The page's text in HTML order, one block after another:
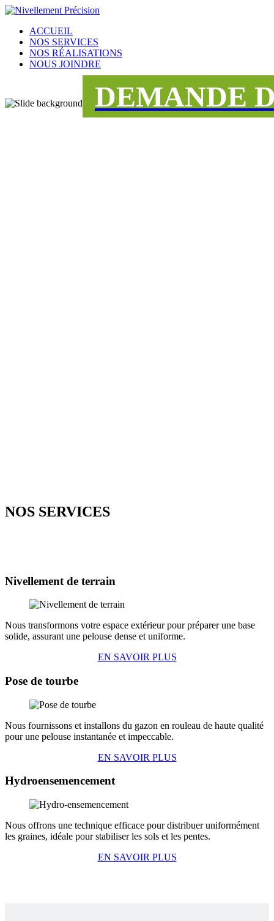
ACCUEIL
NOS SERVICES
NOS RÉALISATIONS
NOUS JOINDRE
DEMANDE
NOS SERVICES
Nivellement de terrain
Nous transformons votre espace extérieur pour préparer une base
solide, assurant une pelouse dense et uniforme.
EN SAVOIR PLUS
Pose de tourbe
Nous fournissons et installons du gazon en rouleau de haute qualité
pour une pelouse instantanée et impeccable.
EN SAVOIR PLUS
Hydroensemencement
Nous offrons une technique efficace pour distribuer uniformément
les graines, idéale pour stabiliser les sols et les pentes.
EN SAVOIR PLUS